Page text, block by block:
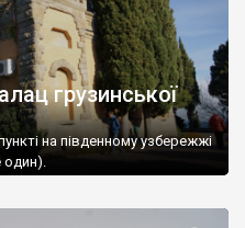
грузинської
на південному узбережжі
один).